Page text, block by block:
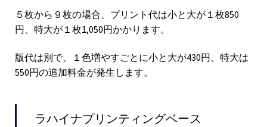
５枚から９枚の場合、プリント代は小と大が１枚850
円、特大が１枚1,050円かかります。
版代は別で、１色増やすごとに小と大が430円、特大は
550円の追加料金が発生します。
ラハイナプリンティングベース